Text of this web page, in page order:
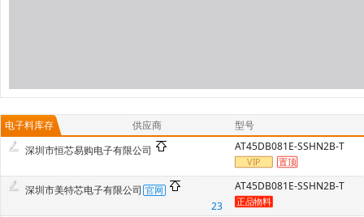
电子料库存 供应商
型号
深圳市恒芯易购电子有限公司
AT45DB081E-SSHN2B-T
深圳市美特芯电子有限公司
23
AT45DB081E-SSHN2B-T